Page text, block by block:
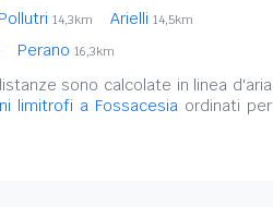
Pollutri 14,3km Arielli 14,5km
Perano 16,3km
sono calcolate in linea d'aria
limitrofi a Fossacesia ordinati per